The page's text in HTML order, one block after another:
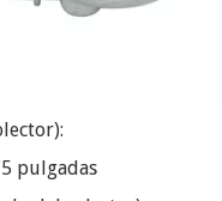
pulgadas